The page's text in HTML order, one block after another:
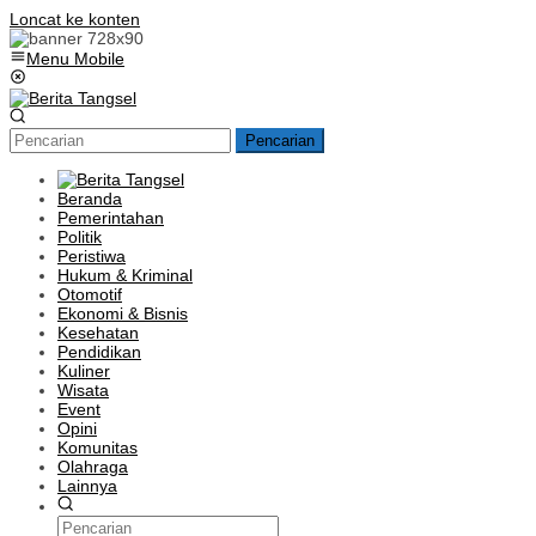
Loncat ke konten
Menu Mobile
Pencarian
Beranda
Pemerintahan
Politik
Peristiwa
Hukum & Kriminal
Otomotif
Ekonomi & Bisnis
Kesehatan
Pendidikan
Kuliner
Wisata
Event
Opini
Komunitas
Olahraga
Lainnya